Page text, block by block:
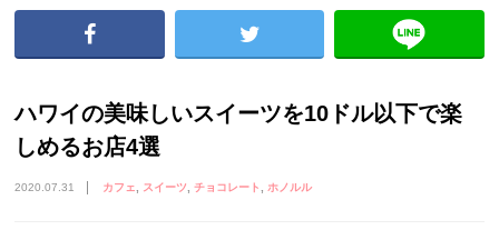
ハワイの美味しいスイーツを10ドル以下で楽
しめるお店4選
2020.07.31 カフェ スイーツ チョコレート ホノルル